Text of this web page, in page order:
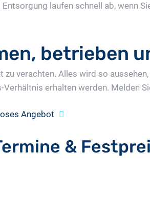
laufen schnell ab, wenn
betrieben
verachten. Alles wird so
erhalten werden. Melden
Angebot
&